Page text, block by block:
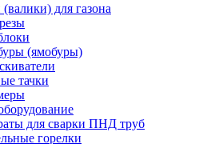
для газона
(ямобуры)
тачки
для сварки ПНД труб
горелки